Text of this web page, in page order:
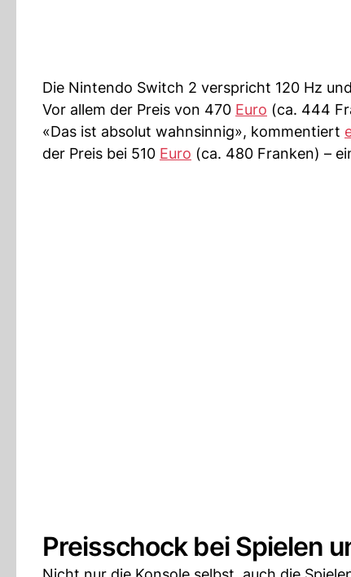
Die Nintendo Switch 2 verspricht 120 Hz
Vor allem der Preis von 470 Euro (ca. 444
«Das ist absolut wahnsinnig», kommentiert
der Preis bei 510 Euro (ca. 480 Franken) –
Preisschock bei Spielen